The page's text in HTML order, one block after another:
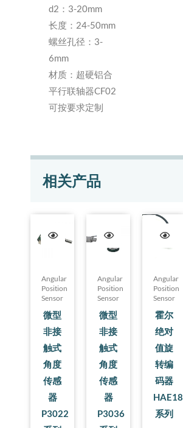
d2：3-20mm
长度：24-50mm
螺丝孔径：3-
6mm
材质：超硬铝合
平行联轴器CF02
可按要求定制
相关产品
Angular
Position
Sensor
微型
非接
触式
角度
传感
器
P3022
Angular
Position
Sensor
微型
非接
触式
角度
传感
器
P3036
Angular
Position
Sensor
霍尔
绝对
值旋
转编
码器
HAE18
系列